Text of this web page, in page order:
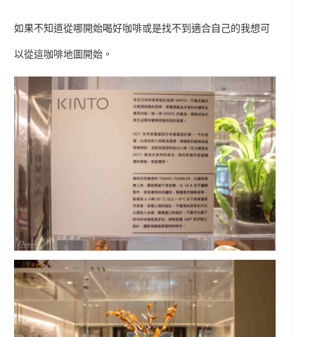
如果不知道從哪開始喝好咖啡或是找不到適合自己的我想可
以從這咖啡地圖開始。